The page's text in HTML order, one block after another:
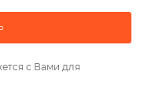
с Вами для